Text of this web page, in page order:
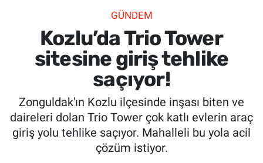
GÜNDEM
Kozlu’da Trio Tower
sitesine giriş tehlike
saçıyor!
Zonguldak'ın Kozlu ilçesinde inşası biten ve
daireleri dolan Trio Tower çok katlı evlerin araç
giriş yolu tehlike saçıyor. Mahalleli bu yola acil
çözüm istiyor.
SPOR